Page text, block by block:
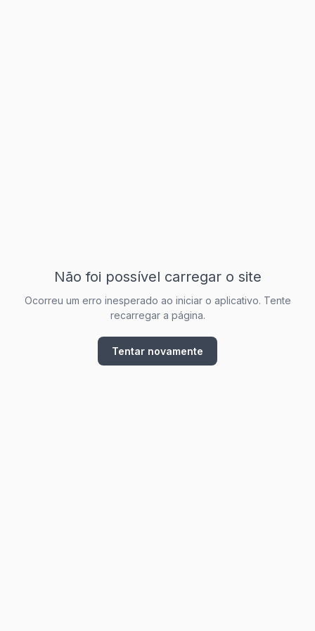
Não foi possível carregar o site
Ocorreu um erro inesperado ao iniciar o aplicativo. Tente
recarregar a página.
Tentar novamente